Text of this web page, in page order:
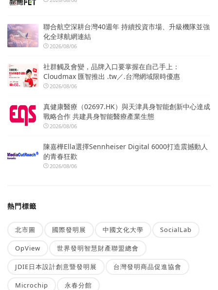
聯合航空深耕台灣40週年 持續投資市場、升級機隊並強
化全球航網連結
2026/08/06
社群觸及會變，品牌入口要掌握在自己手上：
Cloudmax 匯智推出 .tw／.台灣網域限時優惠
2026/08/06
真健康醫療（02697.HK）與天津具身智能創新中心達成
戰略合作 共建具身智能醫療產業生態
2026/08/06
陳嘉樺Ella選擇Sennheiser Digital 6000打造震撼動人
的青春狂歡
2026/08/06
熱門標籤
北市圖 國際發明展 中國文化大學 SocialLab
OpView 世界發明智慧財產聯盟總會
JDIE日本設計創意暨發明展 台灣發明商品促進協會
Microchip 永春分館